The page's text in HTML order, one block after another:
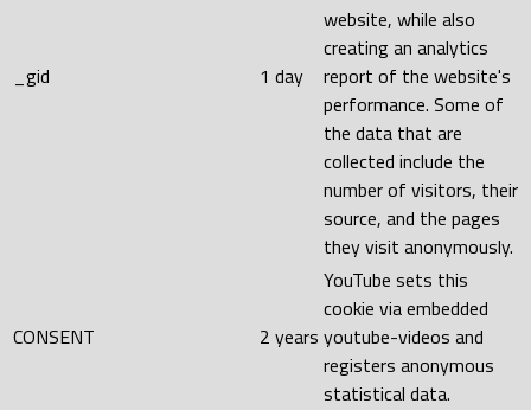
_gid 1 day
website, while also
creating an analytics
report of the website's
performance. Some of
the data that are
collected include the
number of visitors, their
source, and the pages
they visit anonymously.
CONSENT 2 years
YouTube sets this
cookie via embedded
youtube-videos and
registers anonymous
statistical data.